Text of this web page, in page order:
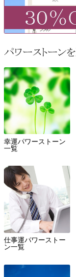
幸運パワーストーン
一覧
仕事運パワーストー
ン一覧